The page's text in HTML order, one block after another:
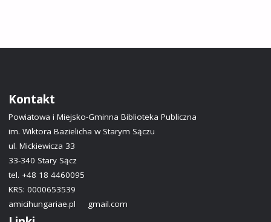
33-340 Stary Sącz
tel. +48 18 4460095
KRS: 0000653539
amicihungariae.pl
Linki
Kalendarium Węgier
Statut Stowarzyszenia